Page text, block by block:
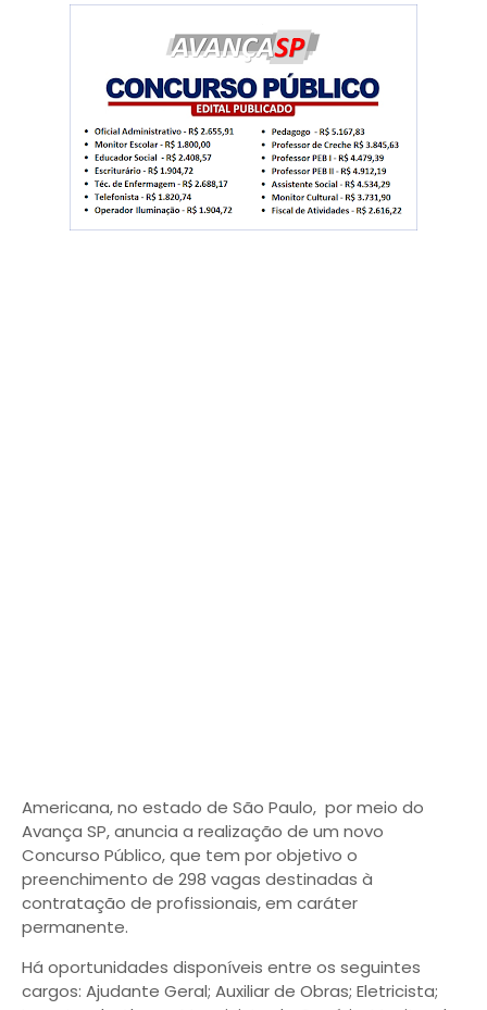
Americana, no estado de São Paulo, por meio do
Avança SP, anuncia a realização de um novo
Concurso Público, que tem por objetivo o
preenchimento de 298 vagas destinadas à
contratação de profissionais, em caráter
permanente.
Há oportunidades disponíveis entre os seguintes
cargos: Ajudante Geral; Auxiliar de Obras; Eletricista;